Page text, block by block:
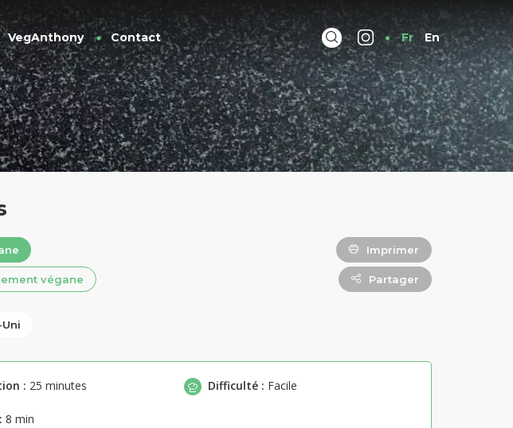
VegAnthony Contact Fr En
végane
Imprimer
Partager
: 25 minutes
8 min
Difficulté : Facile